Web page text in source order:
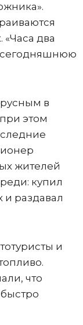
два
сегодняшнюю
в
этом
жителей
купил
и раздавал
и
что